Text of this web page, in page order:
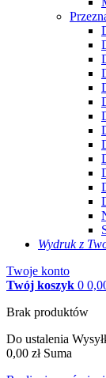
Wydruk z
Twoje konto
Twój koszyk 0
Brak produktów
Do ustalenia
0,00 zł Suma